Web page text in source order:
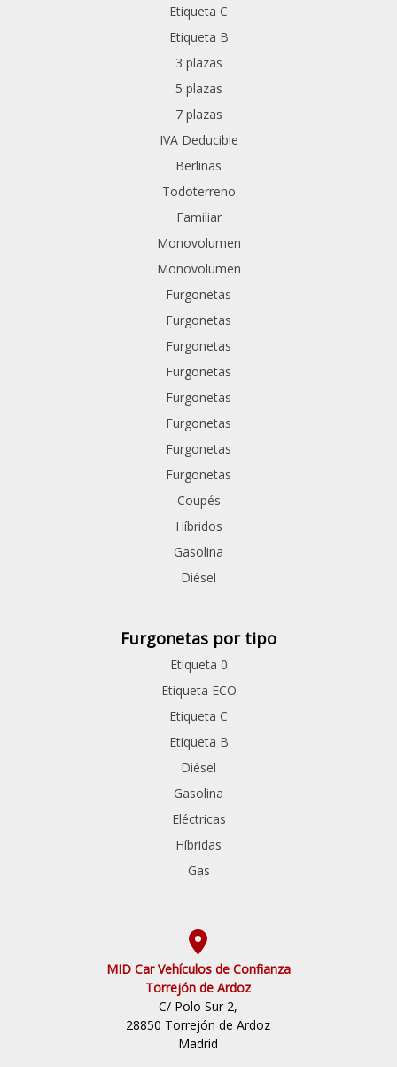
Etiqueta C
Etiqueta B
3 plazas
5 plazas
7 plazas
IVA Deducible
Berlinas
Todoterreno
Familiar
Monovolumen
Monovolumen
Furgonetas
Furgonetas
Furgonetas
Furgonetas
Furgonetas
Furgonetas
Furgonetas
Furgonetas
Coupés
Híbridos
Gasolina
Diésel
Furgonetas por tipo
Etiqueta 0
Etiqueta ECO
Etiqueta C
Etiqueta B
Diésel
Gasolina
Eléctricas
Híbridas
Gas
MID Car Vehículos de Confianza
Torrejón de Ardoz
C/ Polo Sur 2,
28850 Torrejón de Ardoz
Madrid